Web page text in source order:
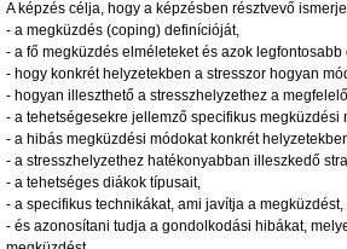
A képzés célja, hogy a képzésben résztvevő
- a megküzdés (coping) definícióját,
- a fő megküzdés elméleteket és azok legfontosabb
- hogy konkrét helyzetekben a stresszor hogyan
- hogyan illeszthető a stresszhelyzethez a
- a tehetségesekre jellemző specifikus megküzdési
- a hibás megküzdési módokat konkrét
- a stresszhelyzethez hatékonyabban illeszkedő
- a tehetséges diákok típusait,
- a specifikus technikákat, ami javítja a megküzdést,
- és azonosítani tudja a gondolkodási hibákat,